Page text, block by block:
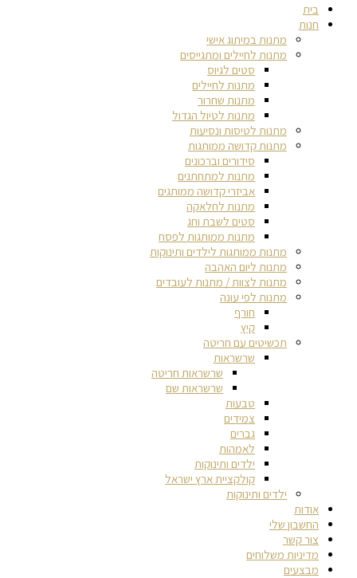
בית
חנות
מתנות במיתוג אישי
מתנות לחיילים ומתגייסים
סטים לגיוס
מתנות לחיילים
מתנות שחרור
מתנות לטיול הגדול
מתנות לטיסות ונסיעות
מתנות קדושה ממותגות
סידורים וברכונים
מתנות למתחתנים
אביזרי קדושה ממותגים
מתנות לחלאקה
סטים לשבת וחג
מתנות ממותגות לפסח
מתנות ממותגות לילדים ותינוקות
מתנות ליום האהבה
מתנות לצוות / מתנות לעובדים
מתנות לפי עונה
חורף
קיץ
תכשיטים עם חריטה
שרשראות
שרשראות חריטה
שרשראות שם
טבעות
צמידים
גברים
לאמהות
ילדים ותינוקות
קולקציית ארץ ישראל
ילדים ותינוקות
אודות
החשבון שלי
צור קשר
מדיניות משלוחים
מבצעים